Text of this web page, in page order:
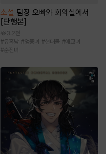
소설 팀장 오빠와 회의실에서
[단행본]
3.2천
#유혹남 #엉뚱녀 #현대물 #애교녀
#순진녀